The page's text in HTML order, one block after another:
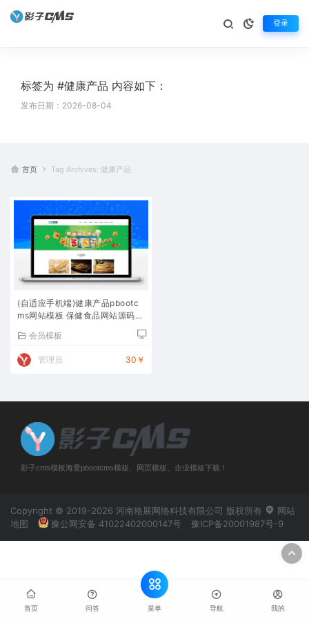
登录
标签为 #健康产品 内容如下：
发布日期：2026-08-04
首页 Tag Archives: 健康产品
(自适应手机端)健康产品pbootc
ms网站模板 保健食品网站源码下
会员模板
管理员 30￥
影子cms模板海量pbootcms模板、网页模板、企业模板下载！
Copyright © 2019-2026 河南格展网络科技有限公司 版权所有
网站
地图
豫公网安备 41022402000147号 豫ICP备20001987号-9
首页 问答 菜单 导航 我的